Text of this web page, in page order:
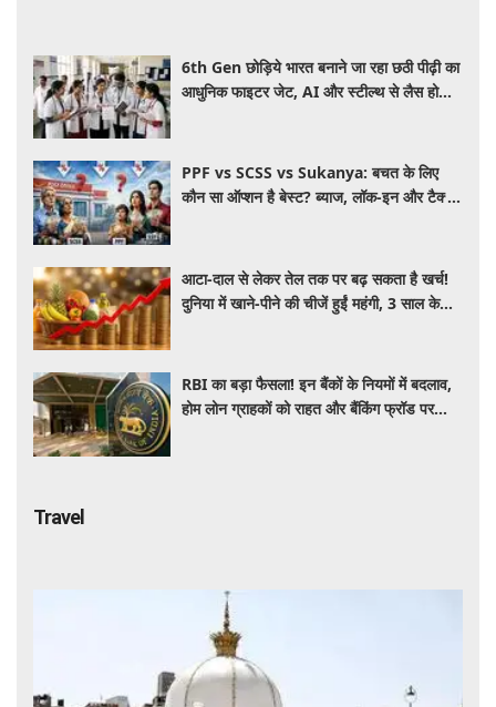
6th Gen छोड़िये भारत बनाने जा रहा छठी पीढ़ी का
आधुनिक फाइटर जेट, AI और स्टील्थ से लैस होगा
PPF vs SCSS vs Sukanya: बचत के लिए
कौन सा ऑप्शन है बेस्ट? ब्याज, लॉक-इन और टैक्स
आटा-दाल से लेकर तेल तक पर बढ़ सकता है खर्च!
दुनिया में खाने-पीने की चीजें हुईं महंगी, 3 साल के
RBI का बड़ा फैसला! इन बैंकों के नियमों में बदलाव,
होम लोन ग्राहकों को राहत और बैंकिंग फ्रॉड पर
Travel